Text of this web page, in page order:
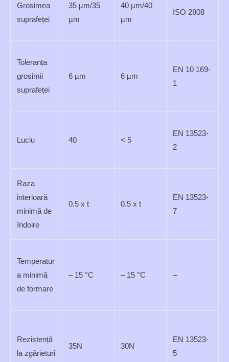
Grosimea
suprafeței
35 µm/35
µm
40 µm/40
µm
ISO 2808
Toleranța
grosimii
suprafeței
6 µm 6 µm
EN 10 169-
1
Luciu 40 < 5
EN 13523-
2
Raza
interioară
minimă de
îndoire
0.5 x t 0.5 x t
EN 13523-
7
Temperatur
a minimă
de formare
– 15 °C – 15 °C –
Rezistență
la zgârieturi
35N 30N
EN 13523-
5